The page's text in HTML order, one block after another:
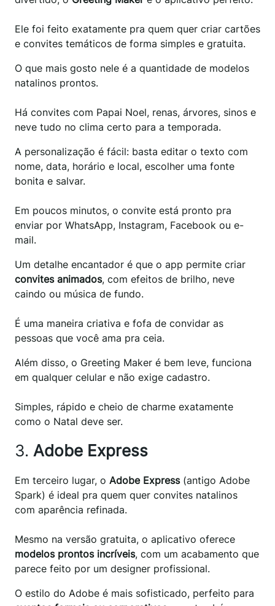
Ele foi feito exatamente pra quem quer criar cartões
e convites temáticos de forma simples e gratuita.
O que mais gosto nele é a quantidade de modelos
natalinos prontos.
Há convites com Papai Noel, renas, árvores, sinos e
neve tudo no clima certo para a temporada.
A personalização é fácil: basta editar o texto com
nome, data, horário e local, escolher uma fonte
bonita e salvar.
Em poucos minutos, o convite está pronto pra
enviar por WhatsApp, Instagram, Facebook ou e-
mail.
Um detalhe encantador é que o app permite criar
convites animados, com efeitos de brilho, neve
caindo ou música de fundo.
É uma maneira criativa e fofa de convidar as
pessoas que você ama pra ceia.
Além disso, o Greeting Maker é bem leve, funciona
em qualquer celular e não exige cadastro.
Simples, rápido e cheio de charme exatamente
como o Natal deve ser.
3. Adobe Express
Em terceiro lugar, o Adobe Express(antigo Adobe
Spark) é ideal pra quem quer convites natalinos
com aparência refinada.
Mesmo na versão gratuita, o aplicativo oferece
modelos prontos incríveis, com um acabamento que
parece feito por um designer profissional.
O estilo do Adobe é mais sofisticado, perfeito para